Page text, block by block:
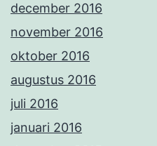
december 2016
november 2016
oktober 2016
augustus 2016
juli 2016
januari 2016